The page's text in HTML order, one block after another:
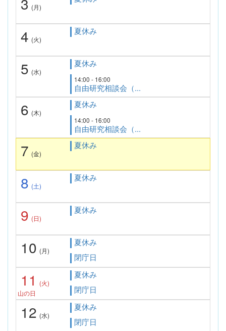
(月)
4 (火)
夏休み
5 (水)
夏休み
14:00 - 16:00
自由研究相談会（...
6 (木)
夏休み
14:00 - 16:00
自由研究相談会（...
7 (金)
夏休み
8 (土)
夏休み
9 (日)
夏休み
10 (月)
夏休み
閉庁日
11
(火)
山の日
夏休み
閉庁日
12 (水)
夏休み
閉庁日